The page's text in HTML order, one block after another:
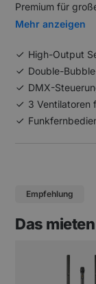
Premium für
Mehr anzeigen
High-Output
Double-
DMX-
3 Ventilatoren
Empfehlung
Das